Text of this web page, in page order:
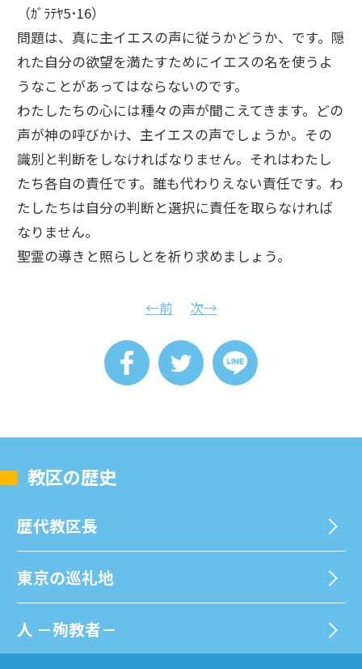
（ｶﾞﾗﾃﾔ5･16）
問題は、真に主イエスの声に従うかどうか、です。隠
れた自分の欲望を満たすためにイエスの名を使うよ
うなことがあってはならないのです。
わたしたちの心には種々の声が聞こえてきます。どの
声が神の呼びかけ、主イエスの声でしょうか。その
識別と判断をしなければなりません。それはわたし
たち各自の責任です。誰も代わりえない責任です。わ
たしたちは自分の判断と選択に責任を取らなければ
なりません。
聖霊の導きと照らしとを祈り求めましょう。
←前 次→
教区の歴史
歴代教区⻑
東京の巡礼地
⼈ －殉教者－